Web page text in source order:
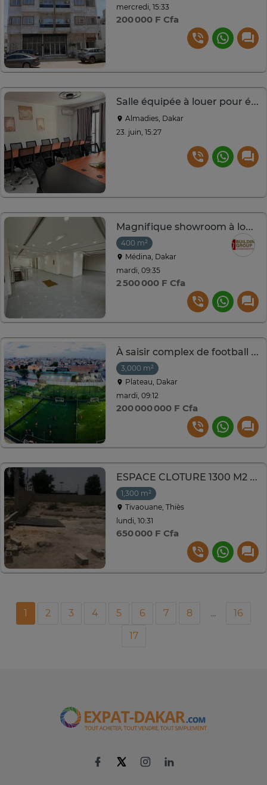
mercredi, 15:33
200 000 F Cfa
Salle équipée à louer pour événements professionnels
Almadies, Dakar
23. juin, 15:27
Magnifique showroom à louer sur la Rue 6
400 m²
Médina, Dakar
mardi, 09:35
2 500 000 F Cfa
À saisir complex de football à Dakar
3,000 m²
Plateau, Dakar
mardi, 09:12
200 000 000 F Cfa
ESPACE CLOTURE 1300 M2 A LOUER A MBODIENE RTE DE TIVAOUANE
1,300 m²
Tivaouane, Thiès
lundi, 10:31
650 000 F Cfa
1 2 3 4 5 6 7 8 ...
16
17